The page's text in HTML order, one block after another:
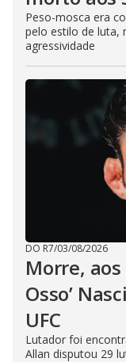
Peso-mosca era
pelo estilo de luta,
agressividade
DO R7/03/08/2026
Morre, aos
Osso’
UFC
Lutador foi
Allan disputou 29